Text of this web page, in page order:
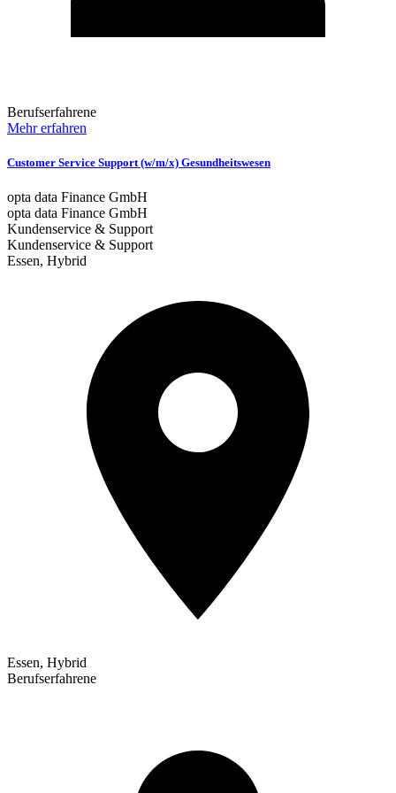
Berufserfahrene
Mehr erfahren
Customer Service Support (w/m/x) Gesundheitswesen
opta data Finance GmbH
opta data Finance GmbH
Kundenservice & Support
Kundenservice & Support
Essen, Hybrid
Essen, Hybrid
Berufserfahrene